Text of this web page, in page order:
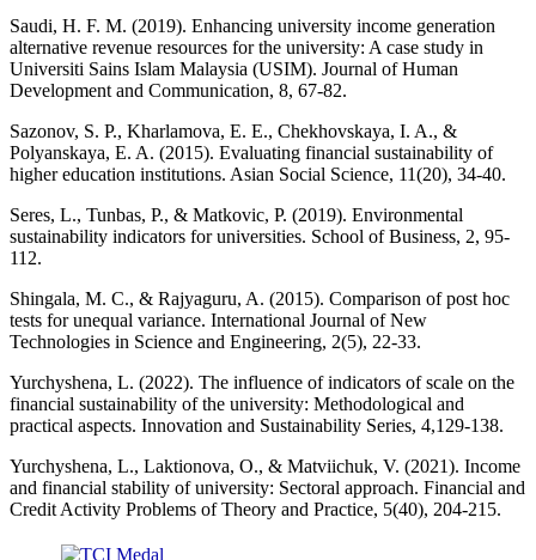
Saudi, H. F. M. (2019). Enhancing university income generation
alternative revenue resources for the university: A case study in
Universiti Sains Islam Malaysia (USIM). Journal of Human
Development and Communication, 8, 67-82.
Sazonov, S. P., Kharlamova, E. E., Chekhovskaya, I. A., &
Polyanskaya, E. A. (2015). Evaluating financial sustainability of
higher education institutions. Asian Social Science, 11(20), 34-40.
Seres, L., Tunbas, P., & Matkovic, P. (2019). Environmental
sustainability indicators for universities. School of Business, 2, 95-
112.
Shingala, M. C., & Rajyaguru, A. (2015). Comparison of post hoc
tests for unequal variance. International Journal of New
Technologies in Science and Engineering, 2(5), 22-33.
Yurchyshena, L. (2022). The influence of indicators of scale on the
financial sustainability of the university: Methodological and
practical aspects. Innovation and Sustainability Series, 4,129-138.
Yurchyshena, L., Laktionova, O., & Matviichuk, V. (2021). Income
and financial stability of university: Sectoral approach. Financial and
Credit Activity Problems of Theory and Practice, 5(40), 204-215.